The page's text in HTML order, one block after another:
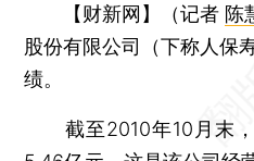
【财新网】（记者 陈
股份有限公司（下称人保
绩。
截至2010年10月末，